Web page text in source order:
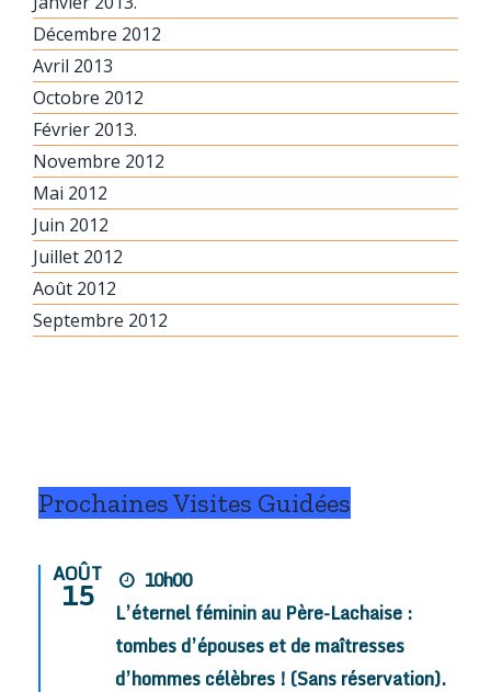
Décembre 2012
Avril 2013
Octobre 2012
Février 2013.
Novembre 2012
Mai 2012
Juin 2012
Juillet 2012
Août 2012
Septembre 2012
Prochaines Visites Guidées
AOÛT
15
10h00
L’éternel féminin au Père-Lachaise :
tombes d’épouses et de maîtresses
d’hommes célèbres ! (Sans réservation).